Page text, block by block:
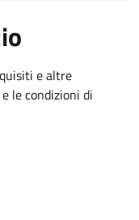
e altre
le condizioni di